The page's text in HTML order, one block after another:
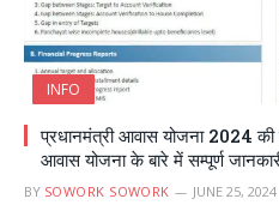
INFO
प्रधानमंत्री आवास योजना 2024
आवास योजना के बारे में सम्पूर्ण
BY SOWORK SOWORK JUNE 25, 2024